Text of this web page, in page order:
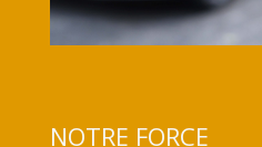
NOTRE FORCE